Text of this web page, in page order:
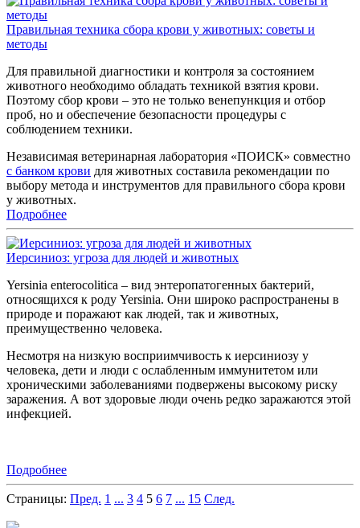
Правильная техника сбора крови у животных: советы и
методы
Для правильной диагностики и контроля за состоянием
животного необходимо обладать техникой взятия крови.
Поэтому сбор крови – это не только венепункция и отбор
проб, но и обеспечение безопасности процедуры с
соблюдением техники.
Независимая ветеринарная лаборатория «ПОИСК» совместно
с банком крови для животных составила рекомендации по
выбору метода и инструментов для правильного сбора крови
у животных.
Подробнее
Иерсиниоз: угроза для людей и животных
Yersinia enterocolitica – вид энтеропатогенных бактерий,
относящихся к роду Yersinia. Они широко распространены в
природе и поражают как людей, так и животных,
преимущественно человека.
Несмотря на низкую восприимчивость к иерсиниозу у
человека, дети и люди с ослабленным иммунитетом или
хроническими заболеваниями подвержены высокому риску
заражения. А вот здоровые люди очень редко заражаются этой
инфекцией.
Подробнее
Страницы: Пред. 1 ... 3 4 5 6 7 ... 15 След.